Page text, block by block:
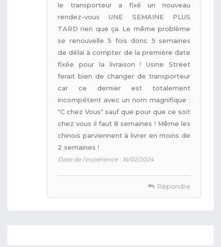
le transporteur a fixé un nouveau
rendez-vous UNE SEMAINE PLUS
TARD rien que ça. Le même problème
se renouvelle 5 fois donc 5 semaines
de délai à compter de la première date
fixée pour la livraison ! Usine Street
ferait bien de changer de transporteur
car ce dernier est totalement
incompétent avec un nom magnifique :
"C chez Vous" sauf que pour que ce soit
chez vous il faut 8 semaines ! Même les
chinois parviennent à livrer en moins de
2 semaines !
Date de l'expérience : 16/02/2024
Répondre